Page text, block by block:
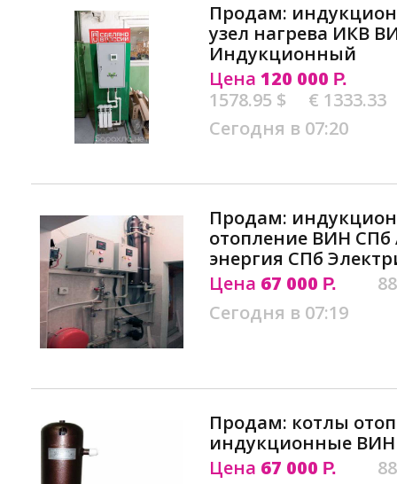
Продам:
узел нагрева ИКВ
Индукционный
Цена 120 000 Р.
1578.95 $
€ 1333.33
Сегодня в 07:20
Продам:
отопление ВИН СПб
энергия СПб
Цена 67 000 Р.
Сегодня в 07:19
Продам: котлы
индукционные
Цена 67 000 Р.